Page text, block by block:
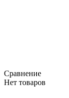
Сравнение
Нет товаров